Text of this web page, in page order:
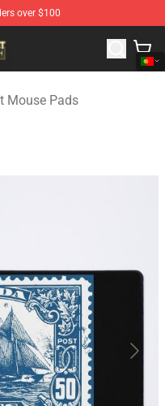
over $100
Merchandise Store
Mouse Pads